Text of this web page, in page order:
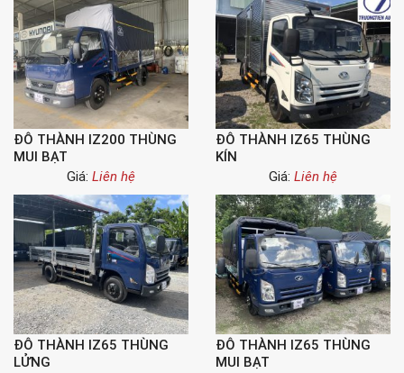
ĐÔ THÀNH IZ200 THÙNG
MUI BẠT
Giá: Liên hệ
ĐÔ THÀNH IZ65 THÙNG
KÍN
Giá: Liên hệ
ĐÔ THÀNH IZ65 THÙNG
LỬNG
ĐÔ THÀNH IZ65 THÙNG
MUI BẠT